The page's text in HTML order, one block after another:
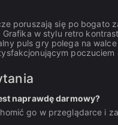
poruszają się po
Grafika w stylu retro
puls gry polega na
poczuciem
naprawdę darmowy?
go w przeglądarce i